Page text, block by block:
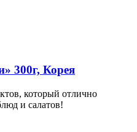
300г, Корея
который отлично
и салатов!